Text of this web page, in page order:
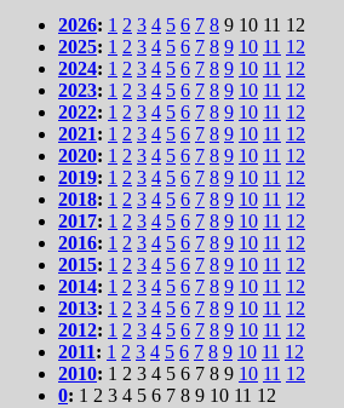
2026: 1 2 3 4 5 6 7 8 9 10 11 12
2025: 1 2 3 4 5 6 7 8 9 10 11 12
2024: 1 2 3 4 5 6 7 8 9 10 11 12
2023: 1 2 3 4 5 6 7 8 9 10 11 12
2022: 1 2 3 4 5 6 7 8 9 10 11 12
2021: 1 2 3 4 5 6 7 8 9 10 11 12
2020: 1 2 3 4 5 6 7 8 9 10 11 12
2019: 1 2 3 4 5 6 7 8 9 10 11 12
2018: 1 2 3 4 5 6 7 8 9 10 11 12
2017: 1 2 3 4 5 6 7 8 9 10 11 12
2016: 1 2 3 4 5 6 7 8 9 10 11 12
2015: 1 2 3 4 5 6 7 8 9 10 11 12
2014: 1 2 3 4 5 6 7 8 9 10 11 12
2013: 1 2 3 4 5 6 7 8 9 10 11 12
2012: 1 2 3 4 5 6 7 8 9 10 11 12
2011: 1 2 3 4 5 6 7 8 9 10 11 12
2010: 1 2 3 4 5 6 7 8 9 10 11 12
0: 1 2 3 4 5 6 7 8 9 10 11 12